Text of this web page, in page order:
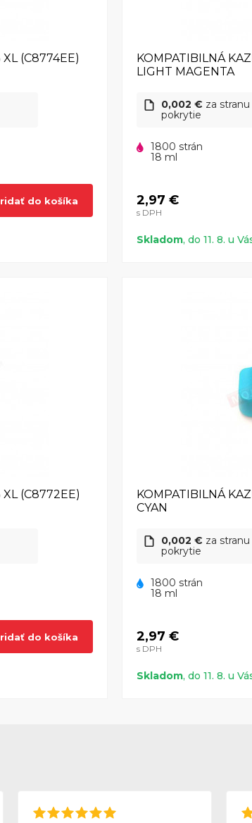
(C8774EE)
do košíka
KOMPATIBILNÁ
LIGHT MAGENTA
0,002 € za
pokrytie
1800 strán
18 ml
2,97 €
s DPH
Skladom, do 11. 8. u
(C8772EE)
do košíka
KOMPATIBILNÁ
CYAN
0,002 € za
pokrytie
1800 strán
18 ml
2,97 €
s DPH
Skladom, do 11. 8. u